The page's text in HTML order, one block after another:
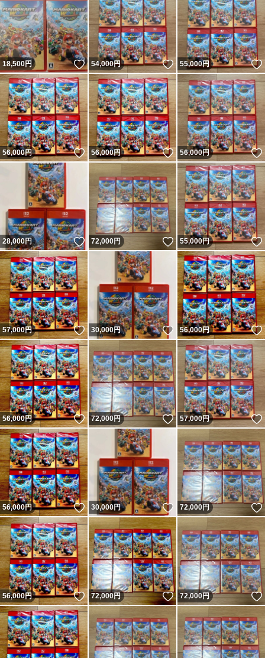
18,500円 いいね！
54,000円 いいね！
55,000円
56,000円 いいね！
56,000円 いいね！
56,000円
28,000円 いいね！
72,000円 いいね！
55,000円
57,000円 いいね！
30,000円 いいね！
56,000円
56,000円 いいね！
72,000円 いいね！
57,000円
56,000円 いいね！
30,000円 いいね！
72,000円
56,000円 いいね！
72,000円 いいね！
72,000円